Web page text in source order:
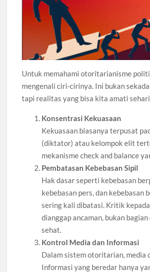
Untuk memahami otoritarianisme
mengenali ciri-cirinya. Ini bukan
tapi realitas yang bisa kita amati
Konsentrasi Kekuasaan
Kekuasaan biasanya terpusat
(diktator) atau kelompok elit
mekanisme check and balance
Pembatasan Kebebasan Sipil
Hak dasar seperti kebebasan
kebebasan pers, dan kebebasan
sering kali dibatasi. Kritik
dianggap ancaman, bukan
sehat.
Kontrol Media dan Informasi
Dalam sistem otoritarian, media
Informasi yang beredar hanya